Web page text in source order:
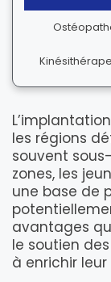
les régions
souvent
zones, les
une base de
avantages
le soutien
à enrichir